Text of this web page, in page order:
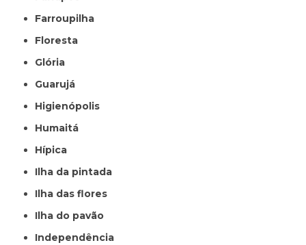
Farroupilha
Floresta
Glória
Guarujá
Higienópolis
Humaitá
Hípica
Ilha da pintada
Ilha das flores
Ilha do pavão
Independência